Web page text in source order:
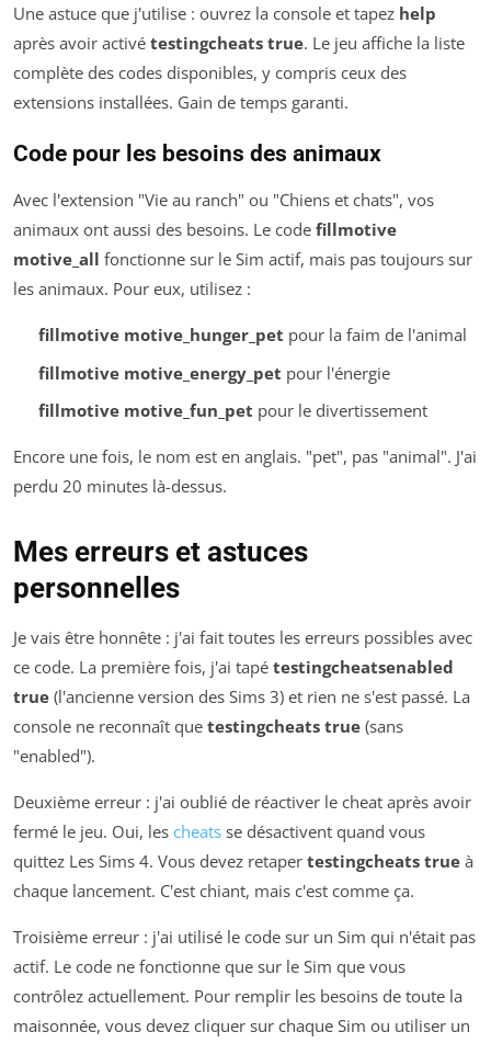
Une astuce que j'utilise : ouvrez la console et tapez help
après avoir activé testingcheats true. Le jeu affiche la liste
complète des codes disponibles, y compris ceux des
extensions installées. Gain de temps garanti.
Code pour les besoins des animaux
Avec l'extension "Vie au ranch" ou "Chiens et chats", vos
animaux ont aussi des besoins. Le code fillmotive
motive_all fonctionne sur le Sim actif, mais pas toujours sur
les animaux. Pour eux, utilisez :
fillmotive motive_hunger_pet pour la faim de l'animal
fillmotive motive_energy_pet pour l'énergie
fillmotive motive_fun_pet pour le divertissement
Encore une fois, le nom est en anglais. "pet", pas "animal". J'ai
perdu 20 minutes là-dessus.
Mes erreurs et astuces
personnelles
Je vais être honnête : j'ai fait toutes les erreurs possibles avec
ce code. La première fois, j'ai tapé testingcheatsenabled
true (l'ancienne version des Sims 3) et rien ne s'est passé. La
console ne reconnaît que testingcheats true (sans
"enabled").
Deuxième erreur : j'ai oublié de réactiver le cheat après avoir
fermé le jeu. Oui, les cheats se désactivent quand vous
quittez Les Sims 4. Vous devez retaper testingcheats true à
chaque lancement. C'est chiant, mais c'est comme ça.
Troisième erreur : j'ai utilisé le code sur un Sim qui n'était pas
actif. Le code ne fonctionne que sur le Sim que vous
contrôlez actuellement. Pour remplir les besoins de toute la
maisonnée, vous devez cliquer sur chaque Sim ou utiliser un